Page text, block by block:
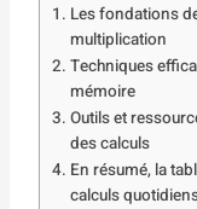
Les fondations
multiplication
Techniques
mémoire
Outils et
des calculs
En résumé, la
calculs